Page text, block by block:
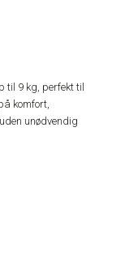
til 9 kg, perfekt til
komfort,
unødvendig